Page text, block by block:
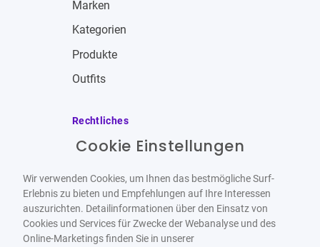
Marken
Kategorien
Produkte
Outfits
Rechtliches
Impressum
Datenschutzbestimmungen
Widerrufsbelehrung
Cookie Einstellungen
Wir verwenden Cookies, um Ihnen das bestmögliche Surf-
Erlebnis zu bieten und Empfehlungen auf Ihre Interessen
auszurichten. Detailinformationen über den Einsatz von
Cookies und Services für Zwecke der Webanalyse und des
Online-Marketings finden Sie in unserer